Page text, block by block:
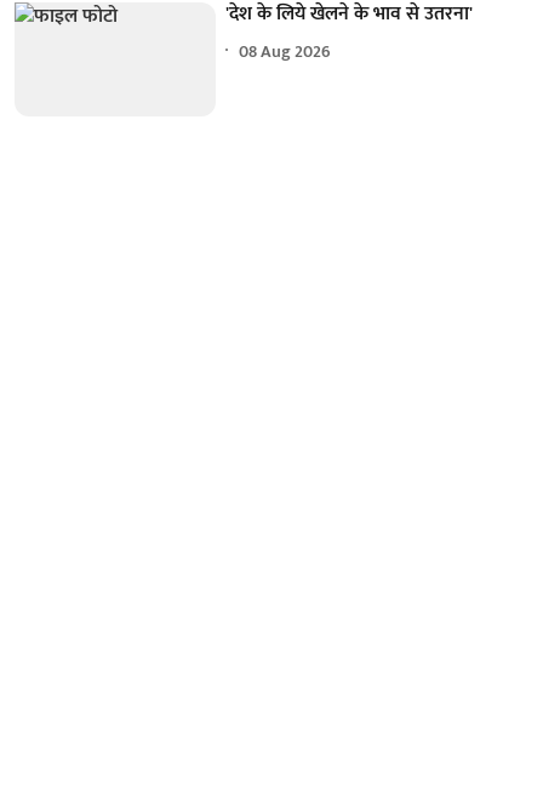
'देश के लिये खेलने के भाव से उतरना'
08 Aug 2026